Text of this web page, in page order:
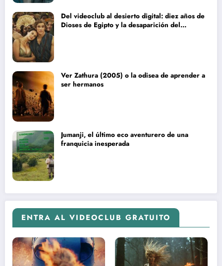
Del videoclub al desierto digital: diez años de
Dioses de Egipto y la desaparición del
Ver Zathura (2005) o la odisea de aprender a
ser hermanos
Jumanji, el último eco aventurero de una
franquicia inesperada
ENTRA AL VIDEOCLUB GRATUITO